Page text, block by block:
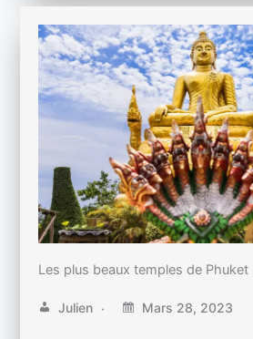
Les plus beaux temples de Phuket
Julien Mars 28, 2023